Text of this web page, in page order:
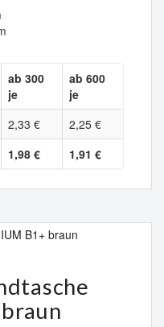
ab 300
je
ab 600
je
2,33 €
2,25 €
1,98 € 1,91 €